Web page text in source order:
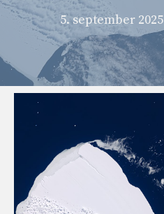
5. september 2025